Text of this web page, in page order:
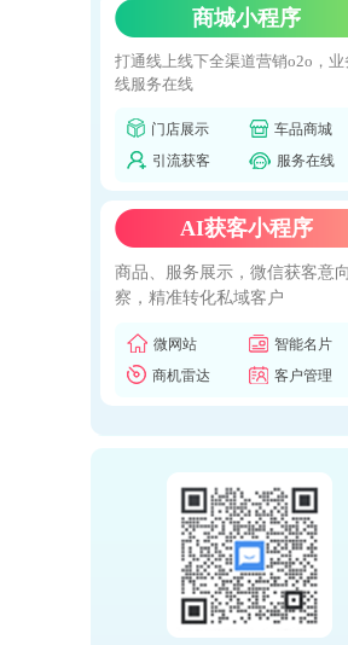
商城小程序
打通线上线下全渠道营销o2o，业
线服务在线
门店展示
车品商城
引流获客
服务在线
AI获客小程序
商品、服务展示，微信获客意
察，精准转化私域客户
微网站
智能名片
商机雷达
客户管理